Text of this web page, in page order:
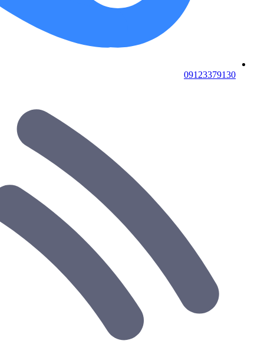
09123379130